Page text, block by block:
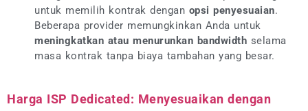
untuk memilih kontrak dengan opsi penyesuaian.
Beberapa provider memungkinkan Anda untuk
meningkatkan atau menurunkan bandwidth selama
masa kontrak tanpa biaya tambahan yang besar.
Harga ISP Dedicated: Menyesuaikan dengan